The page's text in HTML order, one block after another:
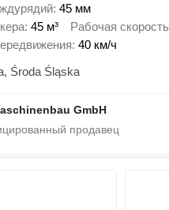
45 мм
45 м³ Рабочая скорость
40 км/ч
Środa Śląska
GmbH